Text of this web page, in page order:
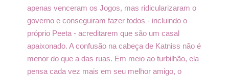
apenas venceram os Jogos, mas ridicularizaram o
governo e conseguiram fazer todos - incluindo o
próprio Peeta - acreditarem que são um casal
apaixonado. A confusão na cabeça de Katniss não é
menor do que a das ruas. Em meio ao turbilhão, ela
pensa cada vez mais em seu melhor amigo, o